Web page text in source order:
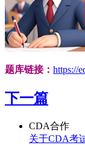
题库链接： https://
下一篇
CDA合作
关于CDA考